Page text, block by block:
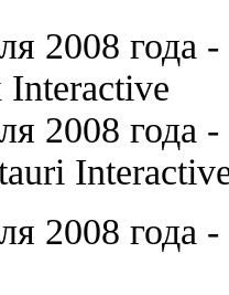
2008 года
Interactive
2008 года
2008